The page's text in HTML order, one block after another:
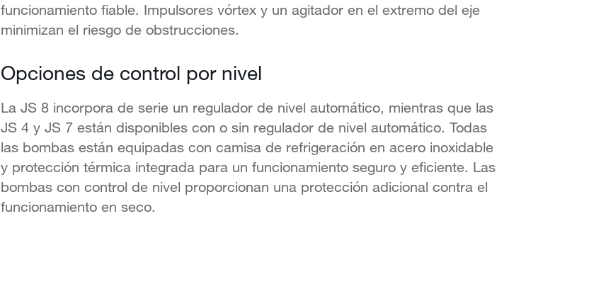
funcionamiento fiable. Impulsores vórtex y un agitador en el extremo del eje
minimizan el riesgo de obstrucciones.
Opciones de control por nivel
La JS 8 incorpora de serie un regulador de nivel automático, mientras que las
JS 4 y JS 7 están disponibles con o sin regulador de nivel automático. Todas
las bombas están equipadas con camisa de refrigeración en acero inoxidable
y protección térmica integrada para un funcionamiento seguro y eficiente. Las
bombas con control de nivel proporcionan una protección adicional contra el
funcionamiento en seco.